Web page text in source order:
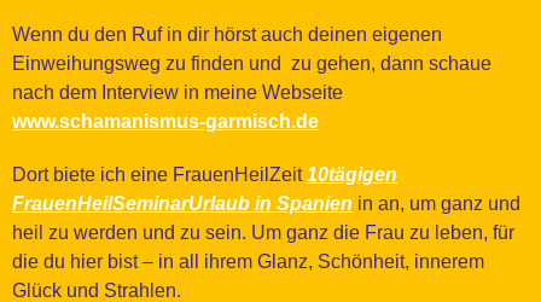
Wenn du den Ruf in dir hörst auch deinen eigenen
Einweihungsweg zu finden und zu gehen, dann schaue
nach dem Interview in meine Webseite
www.schamanismus-garmisch.de
Dort biete ich eine FrauenHeilZeit10tägigen
FrauenHeilSeminarUrlaub in Spanien in an, um ganz und
heil zu werden und zu sein. Um ganz die Frau zu leben, für
die du hier bist – in all ihrem Glanz, Schönheit, innerem
Glück und Strahlen.